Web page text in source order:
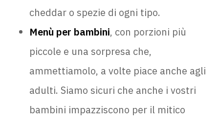
cheddar o spezie di ogni tipo.
Menù per bambini, con porzioni più
piccole e una sorpresa che,
ammettiamolo, a volte piace anche agli
adulti. Siamo sicuri che anche i vostri
bambini impazziscono per il mitico